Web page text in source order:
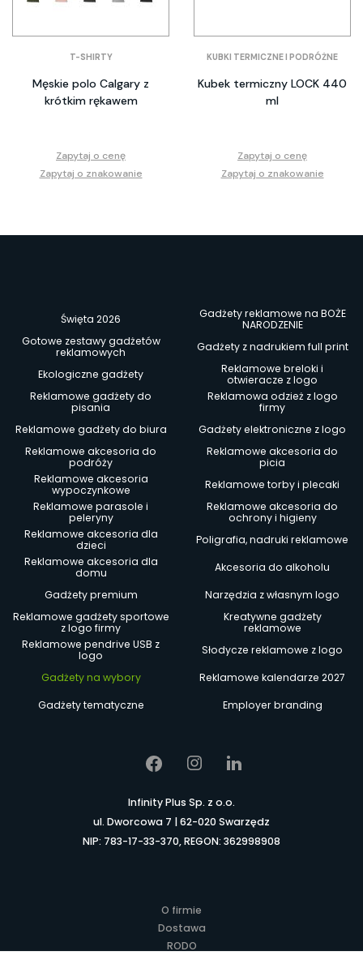
T-SHIRTY
Męskie polo Calgary z
krótkim rękawem
Zapytaj o cenę
Zapytaj o znakowanie
KUBKI TERMICZNE I PODRÓŻNE
Kubek termiczny LOCK 440
ml
Zapytaj o cenę
Zapytaj o znakowanie
Święta 2026
Gadżety reklamowe na BOŻE
NARODZENIE
Gotowe zestawy gadżetów
reklamowych
Gadżety z nadrukiem full print
Ekologiczne gadżety
Reklamowe breloki i
otwieracze z logo
Reklamowe gadżety do
pisania
Reklamowa odzież z logo
firmy
Reklamowe gadżety do biura
Gadżety elektroniczne z logo
Reklamowe akcesoria do
podróży
Reklamowe akcesoria do
picia
Reklamowe akcesoria
wypoczynkowe
Reklamowe torby i plecaki
Reklamowe parasole i
peleryny
Reklamowe akcesoria do
ochrony i higieny
Reklamowe akcesoria dla
dzieci
Poligrafia, nadruki reklamowe
Reklamowe akcesoria dla
domu
Akcesoria do alkoholu
Gadżety premium
Narzędzia z własnym logo
Reklamowe gadżety sportowe
z logo firmy
Kreatywne gadżety
reklamowe
Reklamowe pendrive USB z
logo
Słodycze reklamowe z logo
Gadżety na wybory
Reklamowe kalendarze 2027
Gadżety tematyczne
Employer branding
Infinity Plus Sp. z o.o.
ul. Dworcowa 7 | 62-020 Swarzędz
NIP: 783-17-33-370, REGON: 362998908
O firmie
Dostawa
RODO